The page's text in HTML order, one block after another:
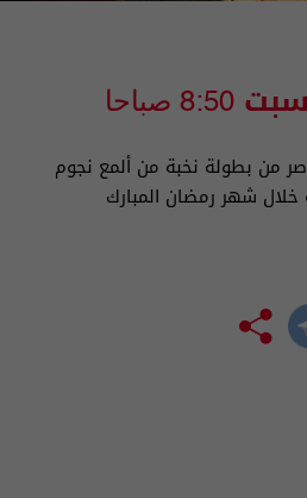
8:50 صباحا
من بطولة نخبة من ألمع نجوم
شهر رمضان المبارك